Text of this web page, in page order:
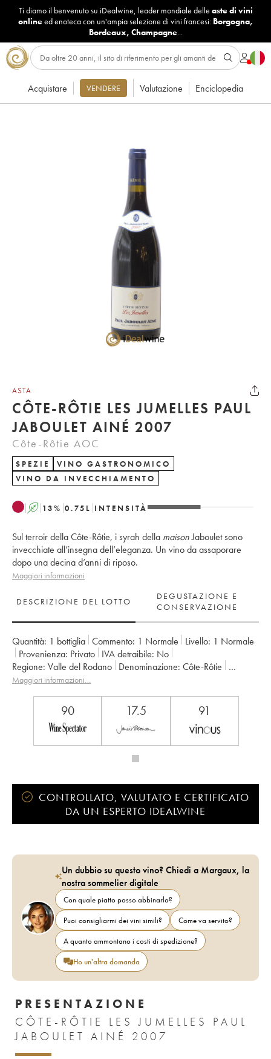
Ti diamo il benvenuto su iDealwine, leader mondiale delle aste di vini
onlineed enoteca con un'ampia selezione di vini francesi: Borgogna,
Bordeaux, Champagne...
Acquistare VENDERE Valutazione Enciclopedia
ASTA
CÔTE-RÔTIE LES JUMELLES PAUL
JABOULET AINÉ 2007
Côte-Rôtie AOC
SPEZIE
VINO GASTRONOMICO
VINO DA INVECCHIAMENTO
A 13% 0.75 L INTENSITÀ
Sul terroir della Côte-Rôtie, i syrah della maisonJaboulet sono
invecchiate all’insegna dell’eleganza. Un vino da assaporare
dopo una decina d’anni di riposo.
Maggiori informazioni
DESCRIZIONE DEL LOTTO
DEGUSTAZIONE E
CONSERVAZIONE
Quantità: 1 bottiglia Commento: 1 Normale Livello: 1 Normale
Provenienza:
privato IVA detraibile:
no
Regione:
Valle del Rodano Denominazione:
Côte-Rôtie
Proprietario: Paul Jaboulet Ainé
Maggiori informazioni…
90 17.5 91
CONTROLLATO, VALUTATO E CERTIFICATO
DA UN ESPERTO IDEALWINE
Un dubbio su questo vino? Chiedi a Margaux, la
nostra sommelier digitale
Con quale piatto posso abbinarlo?
Puoi consigliarmi dei vini simili?
Come va servito?
A quanto ammontano i costi di spedizione?
Ho un'altra domanda
PRESENTAZIONE
CÔTE-RÔTIE LES JUMELLES PAUL
JABOULET AINÉ 2007